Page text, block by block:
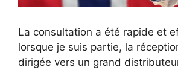
La consultation a été rapide et
lorsque je suis partie, la
dirigée vers un grand